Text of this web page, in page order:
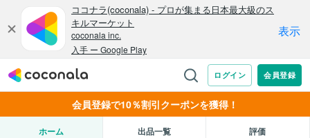
会員登録で10％割引クーポンを獲得！
ホーム 出品一覧 評価